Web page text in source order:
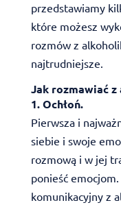
przedstawiamy
które możesz
rozmów z
najtrudniejsze.
Jak rozmawiać
1. Ochłoń.
Pierwsza i
siebie i swoje
rozmową i w jej
ponieść
komunikacyjny z